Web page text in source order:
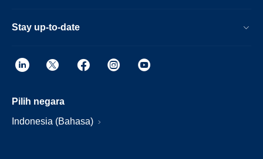
Stay up-to-date
Pilih negara
Indonesia (Bahasa)